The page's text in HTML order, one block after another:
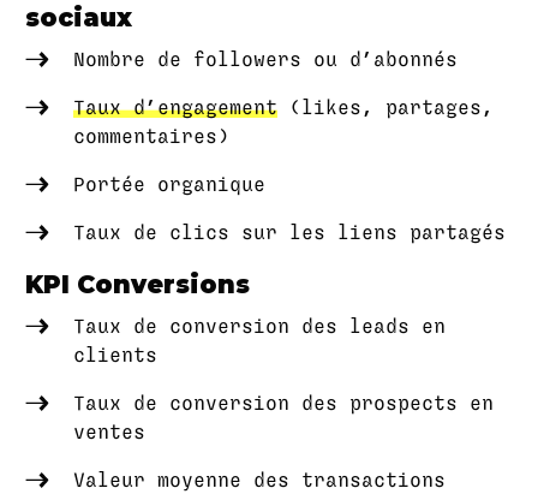
sociaux
Nombre de followers ou d’abonnés
Taux d’engagement (likes, partages,
commentaires)
Portée organique
Taux de clics sur les liens partagés
KPI Conversions
Taux de conversion des leads en
clients
Taux de conversion des prospects en
ventes
Valeur moyenne des transactions